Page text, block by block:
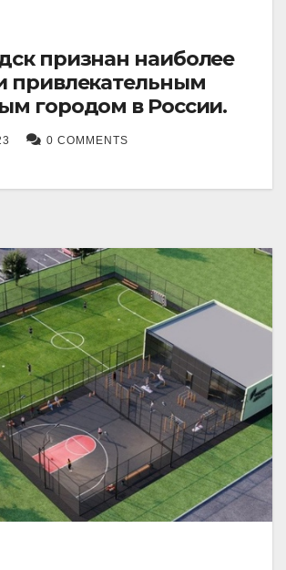
признан наиболее
привлекательным
городом в России.
0 COMMENTS